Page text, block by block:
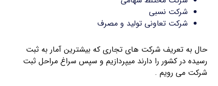
شرکت نسبی
شرکت تعاونی تولید و مصرف
حال به تعریف شرکت های تجاری که بیشترین آمار به ثبت
رسیده در کشور را دارند میپردازیم و سپس سراغ مراحل ثبت
شرکت می رویم .